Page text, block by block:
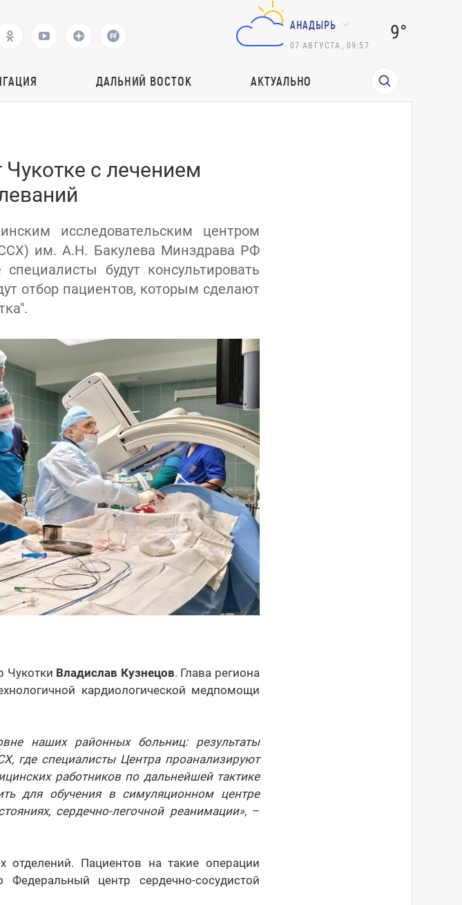
АНАДЫРЬ
07 АВГУСТА 09:57
9°
ДАЛЬНИЙ ВОСТОК АКТУАЛЬНО
с лечением
исследовательским центром
им. А.Н. Бакулева Минздрава РФ
будут консультировать
отбор пациентов, которым сделают
Чукотки Владислав Кузнецов. Глава региона
кардиологической медпомощи
наших районных больниц: результаты
где специалисты Центра проанализируют
работников по дальнейшей тактике
для обучения в симуляционном центре
сердечно-легочной реанимации», –
отделений. Пациентов на такие операции
центр сердечно-сосудистой